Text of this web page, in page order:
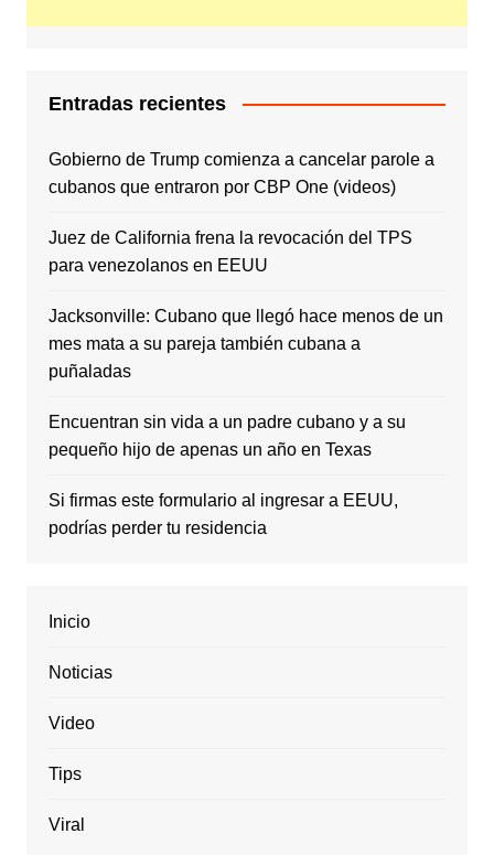
Entradas recientes
Gobierno de Trump comienza a cancelar parole a
cubanos que entraron por CBP One (videos)
Juez de California frena la revocación del TPS
para venezolanos en EEUU
Jacksonville: Cubano que llegó hace menos de un
mes mata a su pareja también cubana a
puñaladas
Encuentran sin vida a un padre cubano y a su
pequeño hijo de apenas un año en Texas
Si firmas este formulario al ingresar a EEUU,
podrías perder tu residencia
Inicio
Noticias
Video
Tips
Viral